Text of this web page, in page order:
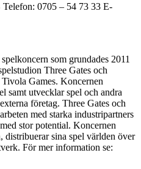
0705 – 54 73 33 E-
som grundades 2011
Three Gates och
Games. Koncernen
samt utvecklar spel och andra
företag. Three Gates och
med starka industripartners
stor potential. Koncernen
distribuerar sina spel världen över
För mer information se: